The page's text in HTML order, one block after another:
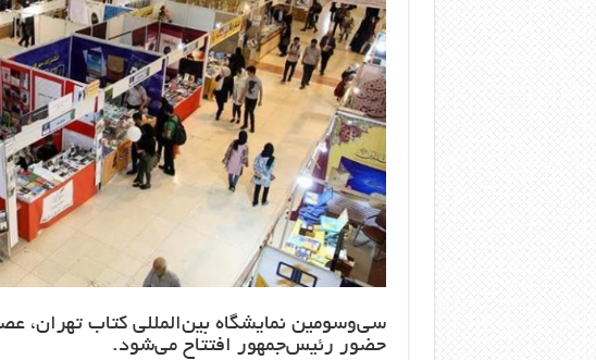
حضور رئیس‌جمهور افتتاح می‌شود.